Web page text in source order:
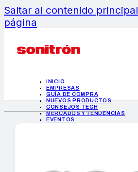
Saltar al contenido principal
página
INICIO
EMPRESAS
GUÍA DE COMPRA
NUEVOS PRODUCTOS
CONSEJOS TECH
MERCADOS Y TENDENCIAS
EVENTOS